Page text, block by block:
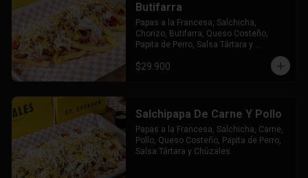
Butifarra
Papas a la Francesa, Salchicha,
Chorizo, Butifarra, Queso Costeño,
Papita de Perro, Salsa Tártara y
$29.900
Salchipapa De Carne Y Pollo
Papas a la Francesa, Salchicha, Carne,
Pollo, Queso Costeño, Papita de Perro,
Salsa Tártara y Chúzales.